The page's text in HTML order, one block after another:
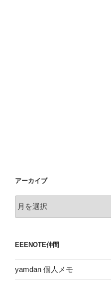
アーカイブ
ー
ブ
EEENOTE仲間
yamdan 個人メモ